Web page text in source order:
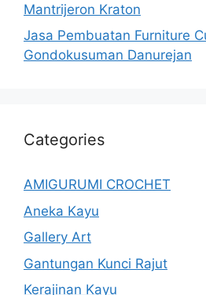
Mantrijeron Kraton
Jasa Pembuatan Furniture
Gondokusuman Danurejan
Categories
AMIGURUMI CROCHET
Aneka Kayu
Gallery Art
Gantungan Kunci Rajut
Kerajinan Kayu